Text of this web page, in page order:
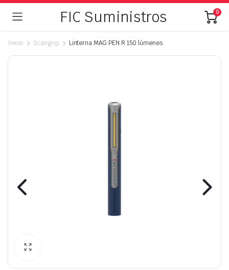
FIC Suministros 0
Inicio Scangrip Linterna MAG PEN R 150 lúmenes